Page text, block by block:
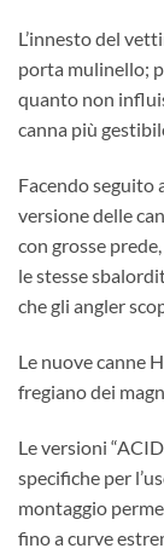
L’innesto del
porta mulinello;
quanto non
canna più
Facendo
versione delle
con grosse
le stesse
che gli angler
Le nuove canne
fregiano dei
Le versioni
specifiche per
montaggio
fino a curve